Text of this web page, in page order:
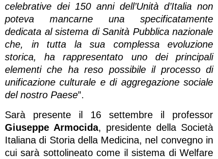
celebrative dei 150 anni dell’Unità d’Italia non
poteva mancarne una specificatamente
dedicata al sistema di Sanità Pubblica nazionale
che, in tutta la sua complessa evoluzione
storica, ha rappresentato uno dei principali
elementi che ha reso possibile il processo di
unificazione culturale e di aggregazione sociale
del nostro Paese”.
Sarà presente il 16 settembre il professor
Giuseppe Armocida, presidente della Società
Italiana di Storia della Medicina, nel convegno in
cui sarà sottolineato come il sistema di Welfare